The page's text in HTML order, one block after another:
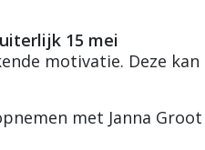
uiterlijk 15 mei
motivatie. Deze kan
met Janna Groot